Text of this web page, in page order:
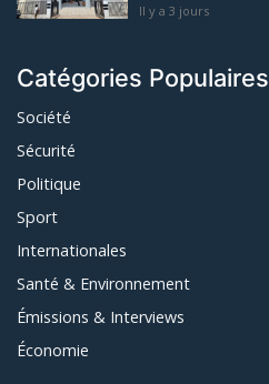
Il y a 3 jours
Catégories Populaires
Société
Sécurité
Politique
Sport
Internationales
Santé & Environnement
Émissions & Interviews
Économie